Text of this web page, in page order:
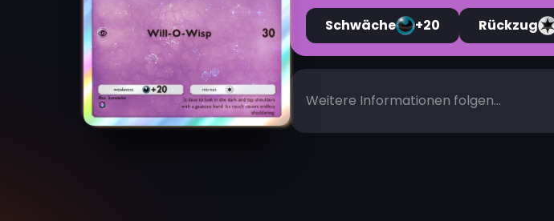
Schwäche +20 Rückzug
Weitere Informationen folgen...